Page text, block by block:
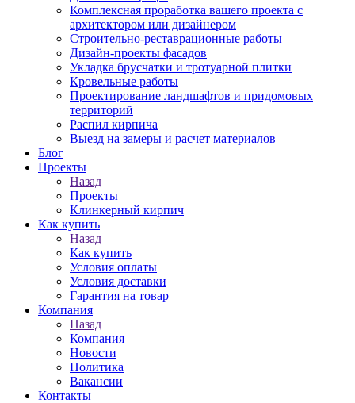
Комплексная проработка вашего проекта с
архитектором или дизайнером
Строительно-реставрационные работы
Дизайн-проекты фасадов
Укладка брусчатки и тротуарной плитки
Кровельные работы
Проектирование ландшафтов и придомовых
территорий
Распил кирпича
Выезд на замеры и расчет материалов
Блог
Проекты
Назад
Проекты
Клинкерный кирпич
Как купить
Назад
Как купить
Условия оплаты
Условия доставки
Гарантия на товар
Компания
Назад
Компания
Новости
Политика
Вакансии
Контакты